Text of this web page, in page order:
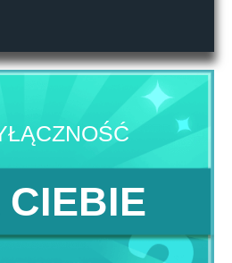
CIEBIE